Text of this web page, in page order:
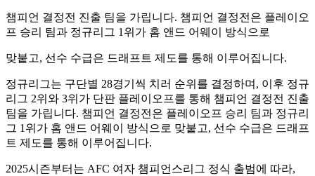
챔피언 결정전 진출 팀을 가립니다. 챔피언 결정전은 플레이오
프 승리 팀과 정규리그 1위가 홈 앤드 어웨이 방식으로
맞붙고, 선수 수급은 드래프트 제도를 통해 이루어집니다.
정규리그는 구단별 28경기씩 치러 순위를 결정하며, 이후 정규
리그 2위와 3위가 단판 플레이오프를 통해 챔피언 결정전 진출
팀을 가립니다. 챔피언 결정전은 플레이오프 승리 팀과 정규리
그 1위가 홈 앤드 어웨이 방식으로 맞붙고, 선수 수급은 드래프
트 제도를 통해 이루어집니다.
2025시즌부터는 AFC 여자 챔피언스리그 정식 출범에 따라,